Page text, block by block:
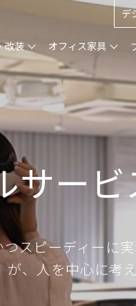
デ
改装 オフィス家具
サービ
スピーディーに実
、人を中心に考